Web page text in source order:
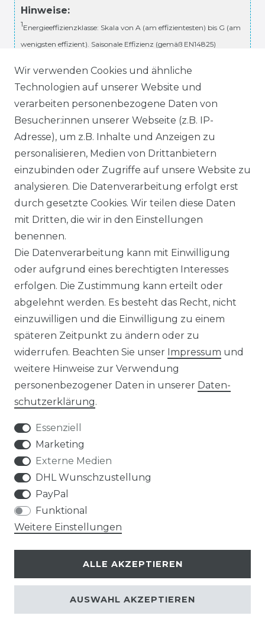
Hinweise:
1Energieeffizienzklasse: Skala von A (am effizientesten) bis G (am
wenigsten effizient). Saisonale Effizienz (gemäß EN14825)
3 Kühlleistung, definiert als Kühlkapazität des Geräts in kW im
4 Energieeffizienzgröße des Geräts im Kühlbetrieb
5 Heizleistung, definiert als Heizkapazität des Geräts in kW im
6
Energieeffizienzgröße des Geräts im Heizbetrieb
7 Geräuschemissionen bei Standardbetrieb. Bedingungen:
Abstand zum Gerät: 1 Meter.
8 Treibhauspotenzial des verwendeten Kältemittels
* inkl. ges. MwSt. zzgl. Versandkosten
RECHTLICHES
AGB
IMPRESSUM
BARRIEREFREIHEITSERKLÄRUNG
SERVICE & INFOS
ONLINE-KAUFBERATER
MONTAGESERVICE
Wir verwenden Cookies und ähnliche
Technologien auf unserer Website und
verarbeiten personenbezogene Daten von
Besucher:innen unserer Webseite (z.B. IP-
Adresse), um z.B. Inhalte und Anzeigen zu
personalisieren, Medien von Drittanbietern
einzubinden oder Zugriffe auf unsere Website zu
analysieren. Die Datenverarbeitung erfolgt erst
durch gesetzte Cookies. Wir teilen diese Daten
mit Dritten, die wir in den Einstellungen
benennen.
Die Datenverarbeitung kann mit Einwilligung
oder aufgrund eines berechtigten Interesses
erfolgen. Die Zustimmung kann erteilt oder
abgelehnt werden. Es besteht das Recht, nicht
einzuwilligen und die Einwilligung zu einem
späteren Zeitpunkt zu ändern oder zu
widerrufen. Beachten Sie unser Impressum und
weitere Hinweise zur Verwendung
personenbezogener Daten in unserer Daten­
schutz­erklärung.
Essenziell
Marketing
Externe Medien
DHL Wunschzustellung
PayPal
Funktional
Weitere Einstellungen
ALLE AKZEPTIEREN
AUSWAHL AKZEPTIEREN